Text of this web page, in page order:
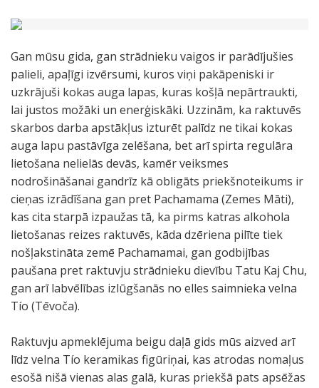
Gan mūsu gida, gan strādnieku vaigos ir parādījušies
palieli, apaļīgi izvērsumi, kuros viņi pakāpeniski ir
uzkrājuši kokas auga lapas, kuras košļā nepārtraukti,
lai justos možāki un enerģiskāki. Uzzinām, ka raktuvēs
skarbos darba apstākļus izturēt palīdz ne tikai kokas
auga lapu pastāvīga zelēšana, bet arī spirta regulāra
lietošana nelielās devās, kamēr veiksmes
nodrošināšanai gandrīz kā obligāts priekšnoteikums ir
cieņas izrādīšana gan pret Pachamama (Zemes Māti),
kas cita starpā izpaužas tā, ka pirms katras alkohola
lietošanas reizes raktuvēs, kāda dzēriena pilīte tiek
nošļakstināta zemē Pachamamai, gan godbijības
paušana pret raktuvju strādnieku dievību Tatu Kaj Chu,
gan arī labvēlības izlūgšanās no elles saimnieka velna
Tío (Tēvoča).
Raktuvju apmeklējuma beigu daļā gids mūs aizved arī
līdz velna Tío keramikas figūriņai, kas atrodas nomaļus
esošā nišā vienas alas galā, kuras priekšā pats apsēžas